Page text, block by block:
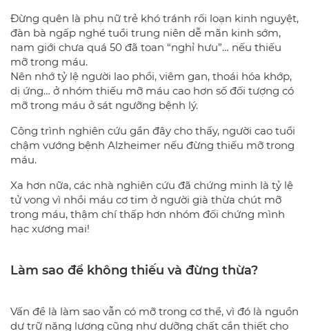
Đừng quên là phụ nữ trẻ khó tránh rối loạn kinh nguyệt,
đàn bà ngấp nghé tuổi trung niên dễ mãn kinh sớm,
nam giới chưa quá 50 đã toan “nghỉ hưu”… nếu thiếu
mỡ trong máu.
Nên nhớ tỷ lệ người lao phổi, viêm gan, thoái hóa khớp,
dị ứng… ở nhóm thiếu mỡ máu cao hơn số đối tượng có
mỡ trong máu ở sát ngưỡng bệnh lý.
Công trình nghiên cứu gần đây cho thấy, người cao tuổi
chậm vướng bệnh Alzheimer nếu đừng thiếu mỡ trong
máu.
Xa hơn nữa, các nhà nghiên cứu đã chứng minh là tỷ lệ
tử vong vì nhồi máu cơ tim ở người già thừa chút mỡ
trong máu, thậm chí thấp hơn nhóm đối chứng mình
hạc xương mai!
Làm sao để không thiếu và đừng thừa?
Vấn đề là làm sao vẫn có mỡ trong cơ thể, vì đó là nguồn
dự trữ năng lượng cũng như dưỡng chất cần thiết cho